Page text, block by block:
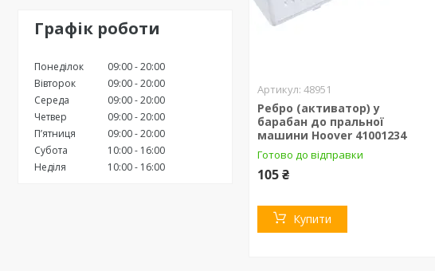
Графік роботи
Понеділок 09:00 20:00
Вівторок
09:00 20:00
Середа
09:00 20:00
Четвер
09:00 20:00
Пʼятниця
09:00 20:00
Субота
10:00
16:00
Неділя
10:00 16:00
48951
Ребро (активатор) у
барабан до пральної
машини Hoover 41001234
Готово до відправки
105 ₴
Купити